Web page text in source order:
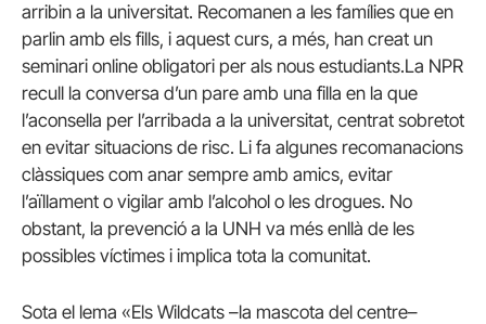
arribin a la universitat. Recomanen a les famílies que en
parlin amb els fills, i aquest curs, a més, han creat un
seminari online obligatori per als nous estudiants.La NPR
recull la conversa d’un pare amb una filla en la que
l’aconsella per l’arribada a la universitat, centrat sobretot
en evitar situacions de risc. Li fa algunes recomanacions
clàssiques com anar sempre amb amics, evitar
l’aïllament o vigilar amb l’alcohol o les drogues. No
obstant, la prevenció a la UNH va més enllà de les
possibles víctimes i implica tota la comunitat.
Sota el lema «Els Wildcats –la mascota del centre–